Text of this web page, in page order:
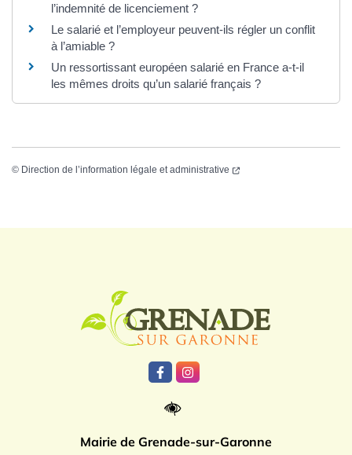
l’indemnité de licenciement ?
Le salarié et l’employeur peuvent-ils régler un conflit
à l’amiable ?
Un ressortissant européen salarié en France a-t-il
les mêmes droits qu’un salarié français ?
© Direction de l’information légale et administrative
Lien vers le compte Facebook
Lien vers le compte
Mairie de Grenade-sur-Garonne